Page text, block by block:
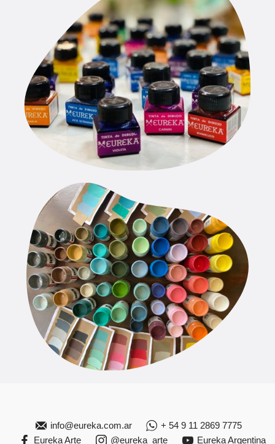
info@eureka.com.ar
+ 54 9 11 2869 7775
Eureka Arte
@eureka_arte Eureka Argentina